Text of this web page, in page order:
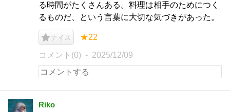
る時間がたくさんある。料理は相手のためにつく
るものだ、という言葉に大切な気づきがあった。
ナイス ★22
コメント(0) 2025/12/09
Riko